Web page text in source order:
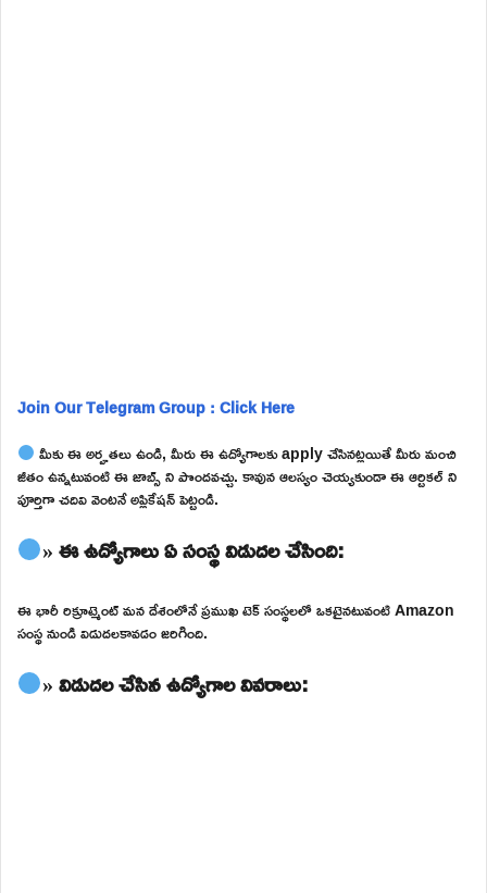
Join Our Telegram Group : Click Here
మీకు ఈ అర్హతలు ఉండి, మీరు ఈ ఉద్యోగాలకు apply చేసినట్లయితే మీరు మంచి
జీతం ఉన్నటువంటి ఈ జాబ్స్ ని పొందవచ్చు. కావున ఆలస్యం చెయ్యకుండా ఈ ఆర్టికల్ ని
పూర్తిగా చదివి వెంటనే అప్లికేషన్ పెట్టండి.
» ఈ ఉద్యోగాలు ఏ సంస్థ విడుదల చేసింది:
ఈ భారీ రిక్రూట్మెంట్ మన దేశంలోనే ప్రముఖ టెక్ సంస్థలలో ఒకటైనటువంటి Amazon
సంస్థ నుండి విడుదలకావడం జరిగింది.
» విడుదల చేసిన ఉద్యోగాల వివరాలు: